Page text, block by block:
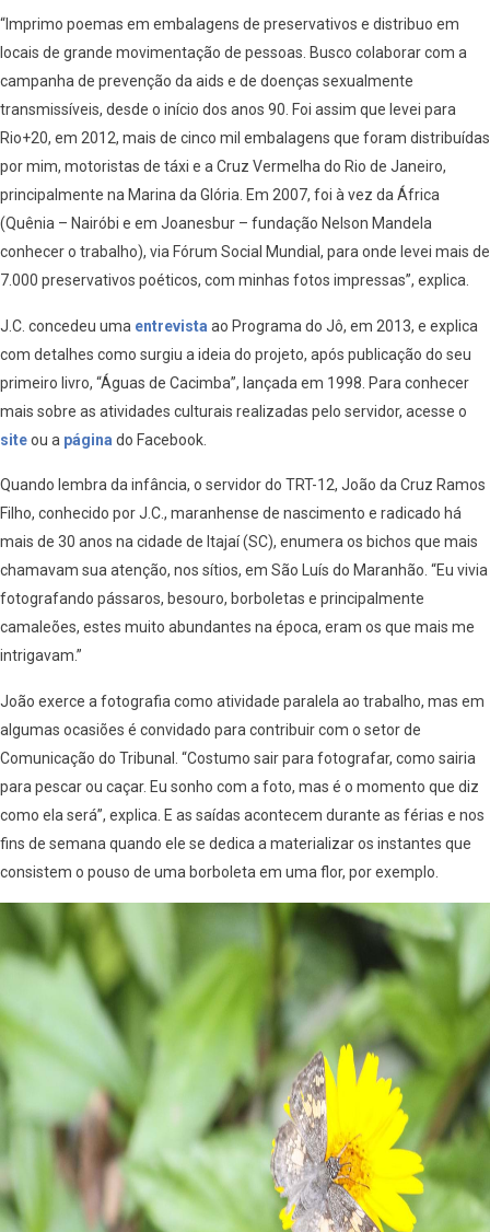
“Imprimo poemas em embalagens de preservativos e distribuo em
locais de grande movimentação de pessoas. Busco colaborar com a
campanha de prevenção da aids e de doenças sexualmente
transmissíveis, desde o início dos anos 90. Foi assim que levei para
Rio+20, em 2012, mais de cinco mil embalagens que foram distribuídas
por mim, motoristas de táxi e a Cruz Vermelha do Rio de Janeiro,
principalmente na Marina da Glória. Em 2007, foi à vez da África
(Quênia – Nairóbi e em Joanesbur – fundação Nelson Mandela
conhecer o trabalho), via Fórum Social Mundial, para onde levei mais de
7.000 preservativos poéticos, com minhas fotos impressas”, explica.
J.C. concedeu uma entrevista ao Programa do Jô, em 2013, e explica
com detalhes como surgiu a ideia do projeto, após publicação do seu
primeiro livro, “Águas de Cacimba”, lançada em 1998. Para conhecer
mais sobre as atividades culturais realizadas pelo servidor, acesse o
siteou a página do Facebook.
Quando lembra da infância, o servidor do TRT-12, João da Cruz Ramos
Filho, conhecido por J.C., maranhense de nascimento e radicado há
mais de 30 anos na cidade de Itajaí (SC), enumera os bichos que mais
chamavam sua atenção, nos sítios, em São Luís do Maranhão. “Eu vivia
fotografando pássaros, besouro, borboletas e principalmente
camaleões, estes muito abundantes na época, eram os que mais me
intrigavam.”
João exerce a fotografia como atividade paralela ao trabalho, mas em
algumas ocasiões é convidado para contribuir com o setor de
Comunicação do Tribunal. “Costumo sair para fotografar, como sairia
para pescar ou caçar. Eu sonho com a foto, mas é o momento que diz
como ela será”, explica. E as saídas acontecem durante as férias e nos
fins de semana quando ele se dedica a materializar os instantes que
consistem o pouso de uma borboleta em uma flor, por exemplo.